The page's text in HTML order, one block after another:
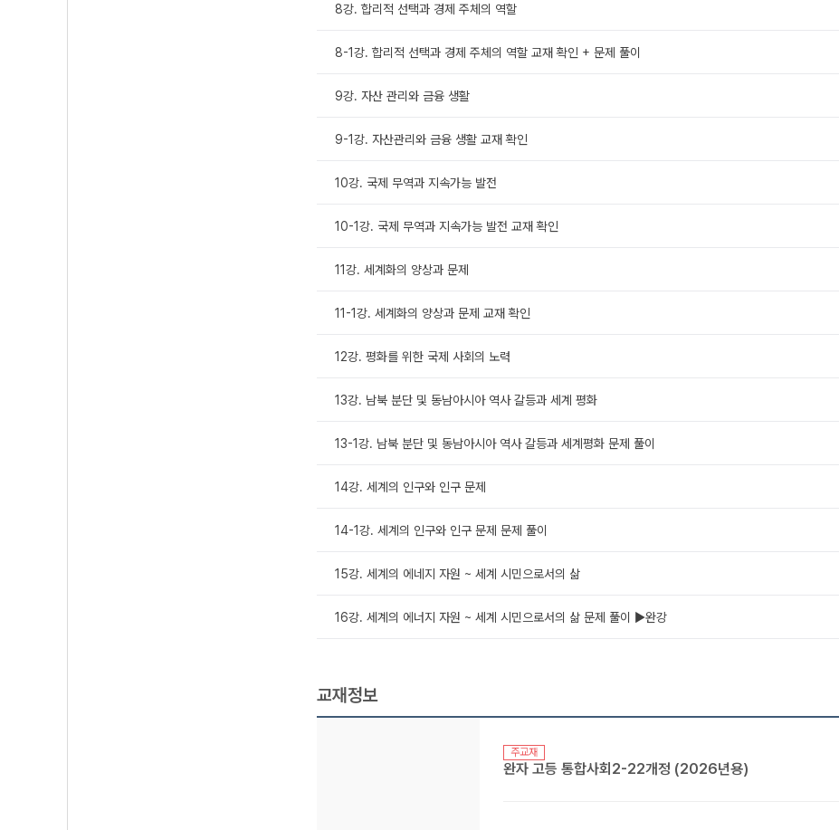
8강. 합리적 선택과 경제 주체의 역할
8-1강. 합리적 선택과 경제 주체의 역할 교재 확인 + 문제 풀이
9강. 자산 관리와 금융 생활
9-1강. 자산관리와 금융 생활 교재 확인
10강. 국제 무역과 지속가능 발전
10-1강. 국제 무역과 지속가능 발전 교재 확인
11강. 세계화의 양상과 문제
11-1강. 세계화의 양상과 문제 교재 확인
12강. 평화를 위한 국제 사회의 노력
13강. 남북 분단 및 동남아시아 역사 갈등과 세계 평화
13-1강. 남북 분단 및 동남아시아 역사 갈등과 세계평화 문제 풀이
14강. 세계의 인구와 인구 문제
14-1강. 세계의 인구와 인구 문제 문제 풀이
15강. 세계의 에네지 자원 ~ 세계 시민으로서의 삶
16강. 세계의 에너지 자원 ~ 세계 시민으로서의 삶 문제 풀이 ▶완강
교재정보
주교재
완자 고등 통합사회2-22개정 (2026년용)